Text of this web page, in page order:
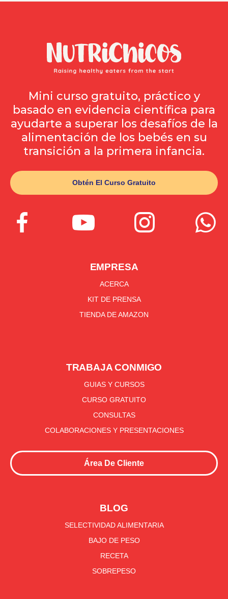
Mini curso gratuito, práctico y
basado en evidencia científica para
ayudarte a superar los desafíos de la
alimentación de los bebés en su
transición a la primera infancia.
Obtén El Curso Gratuito
   
EMPRESA
ACERCA
KIT DE PRENSA
TIENDA DE AMAZON
TRABAJA CONMIGO
GUIAS Y CURSOS
CURSO GRATUITO
CONSULTAS
COLABORACIONES Y PRESENTACIONES
Área De Cliente
BLOG
SELECTIVIDAD ALIMENTARIA
BAJO DE PESO
RECETA
SOBREPESO